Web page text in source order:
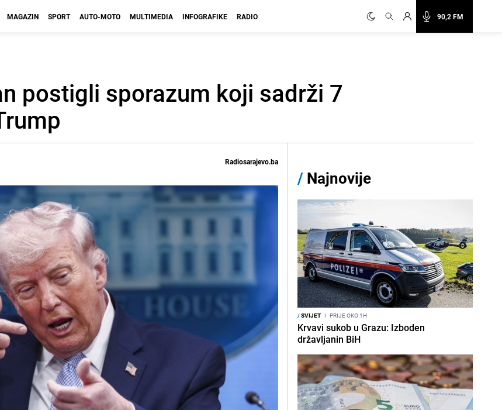
90,2 FM
MAGAZIN SPORT AUTO-MOTO MULTIMEDIA INFOGRAFIKE RADIO
postigli sporazum koji sadrži 7
Radiosarajevo.ba
/ Najnovije
/SVIJET I PRIJE OKO 1H
Krvavi sukob u Grazu: Izboden
državljanin BiH